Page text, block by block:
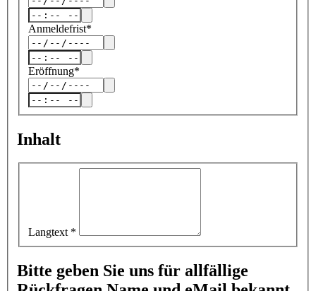
Anmeldefrist*
Eröffnung*
Inhalt
Langtext *
Bitte geben Sie uns für allfällige